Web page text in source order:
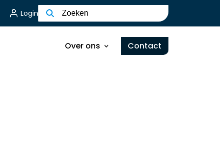
Login
Over ons Contact
Kernwaarden en Visie